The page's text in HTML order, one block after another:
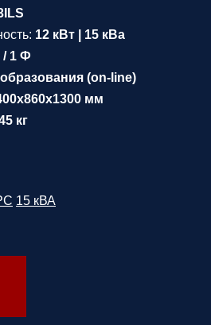
12 кВт | 15 кВа
1 Ф
(on-line)
мм
кг
15 кВА